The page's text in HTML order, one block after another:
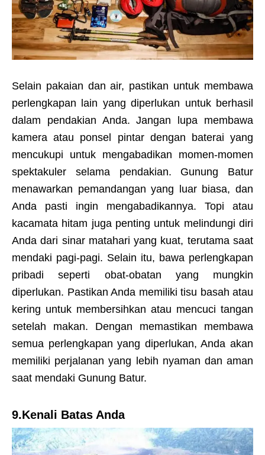
Selain pakaian dan air, pastikan untuk membawa
perlengkapan lain yang diperlukan untuk berhasil
dalam pendakian Anda. Jangan lupa membawa
kamera atau ponsel pintar dengan baterai yang
mencukupi untuk mengabadikan momen-momen
spektakuler selama pendakian. Gunung Batur
menawarkan pemandangan yang luar biasa, dan
Anda pasti ingin mengabadikannya. Topi atau
kacamata hitam juga penting untuk melindungi diri
Anda dari sinar matahari yang kuat, terutama saat
mendaki pagi-pagi. Selain itu, bawa perlengkapan
pribadi seperti obat-obatan yang mungkin
diperlukan. Pastikan Anda memiliki tisu basah atau
kering untuk membersihkan atau mencuci tangan
setelah makan. Dengan memastikan membawa
semua perlengkapan yang diperlukan, Anda akan
memiliki perjalanan yang lebih nyaman dan aman
saat mendaki Gunung Batur.
9.Kenali Batas Anda